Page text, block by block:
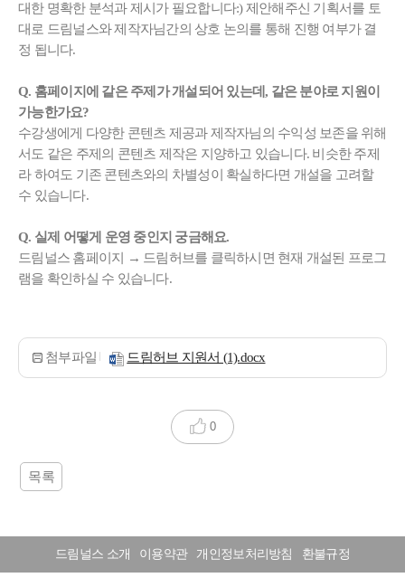
대한 명확한 분석과 제시가 필요합니다:) 제안해주신 기획서를 토
대로 드림널스와 제작자님간의 상호 논의를 통해 진행 여부가 결
정 됩니다.
Q. 홈페이지에 같은 주제가 개설되어 있는데, 같은 분야로 지원이
가능한가요?
수강생에게 다양한 콘텐츠 제공과 제작자님의 수익성 보존을 위해
서도 같은 주제의 콘텐츠 제작은 지양하고 있습니다. 비슷한 주제
라 하여도 기존 콘텐츠와의 차별성이 확실하다면 개설을 고려할
수 있습니다.
Q. 실제 어떻게 운영 중인지 궁금해요.
드림널스 홈페이지 → 드림허브를 클릭하시면 현재 개설된 프로그
램을 확인하실 수 있습니다.
첨부파일 드림허브 지원서 (1).docx
0
목록
드림널스 소개 이용약관 개인정보처리방침 환불규정